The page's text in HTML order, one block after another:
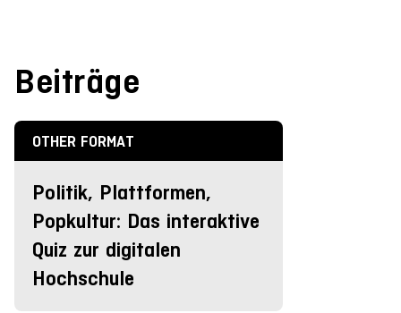
Beiträge
OTHER FORMAT
Politik, Plattformen,
Popkultur: Das interaktive
Quiz zur digitalen
Hochschule